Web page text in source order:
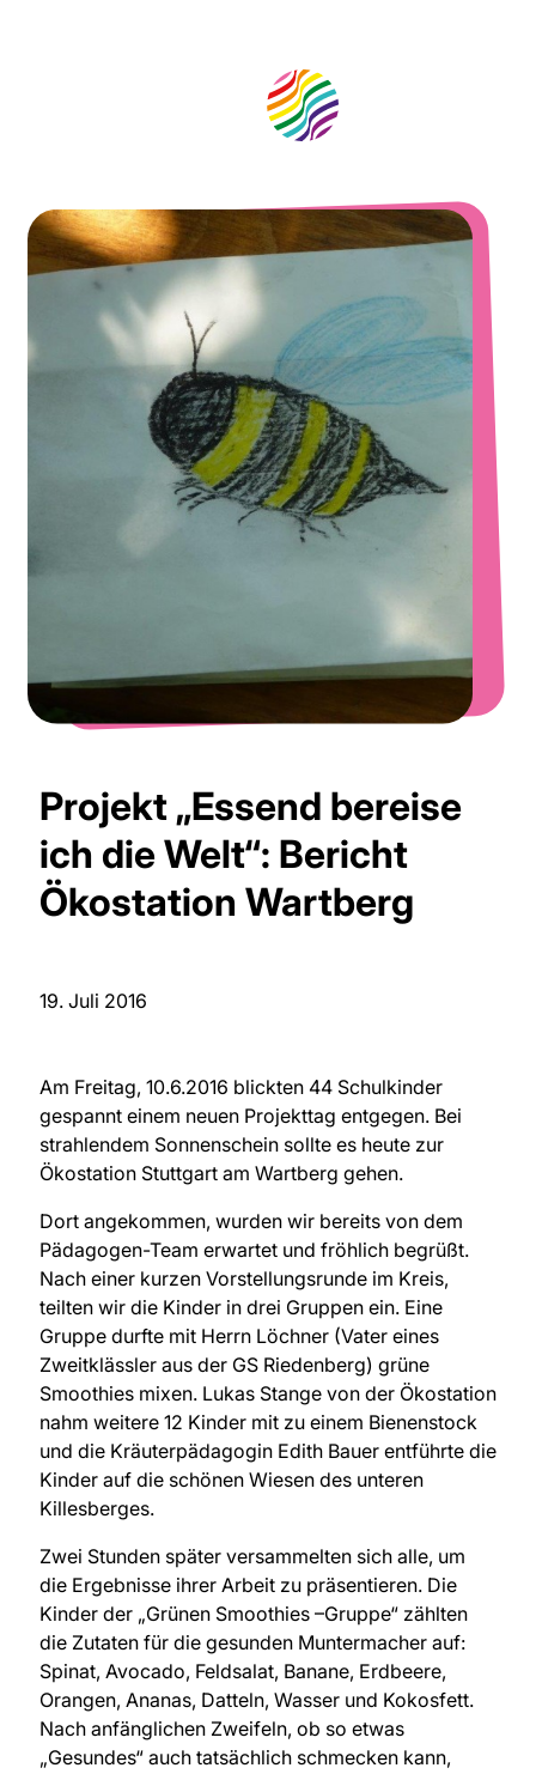
Projekt „Essend bereise
ich die Welt“: Bericht
Ökostation Wartberg
19. Juli 2016
Am Freitag, 10.6.2016 blickten 44 Schulkinder
gespannt einem neuen Projekttag entgegen. Bei
strahlendem Sonnenschein sollte es heute zur
Ökostation Stuttgart am Wartberg gehen.
Dort angekommen, wurden wir bereits von dem
Pädagogen-Team erwartet und fröhlich begrüßt.
Nach einer kurzen Vorstellungsrunde im Kreis,
teilten wir die Kinder in drei Gruppen ein. Eine
Gruppe durfte mit Herrn Löchner (Vater eines
Zweitklässler aus der GS Riedenberg) grüne
Smoothies mixen. Lukas Stange von der Ökostation
nahm weitere 12 Kinder mit zu einem Bienenstock
und die Kräuterpädagogin Edith Bauer entführte die
Kinder auf die schönen Wiesen des unteren
Killesberges.
Zwei Stunden später versammelten sich alle, um
die Ergebnisse ihrer Arbeit zu präsentieren. Die
Kinder der „Grünen Smoothies –Gruppe“ zählten
die Zutaten für die gesunden Muntermacher auf:
Spinat, Avocado, Feldsalat, Banane, Erdbeere,
Orangen, Ananas, Datteln, Wasser und Kokosfett.
Nach anfänglichen Zweifeln, ob so etwas
„Gesundes“ auch tatsächlich schmecken kann,